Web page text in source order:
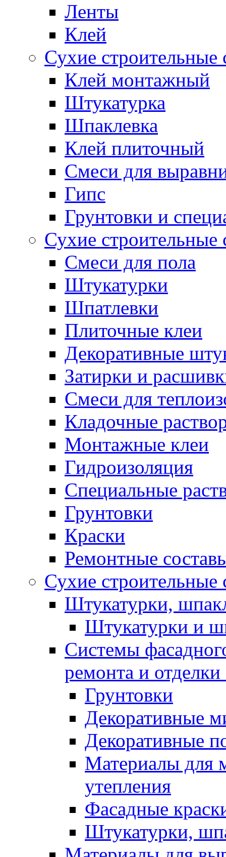
Ленты
Клей
Сухие
Клей монтажный
Штукатурка
Шпаклевка
Клей плиточный
Смеси для
Гипс
Грунтовки и
Сухие
Смеси для пола
Штукатурки
Шпатлевки
Плиточные клеи
Декоративные
Затирки и
Смеси для
Кладочные
Монтажные клеи
Гидроизоляция
Специальные
Грунтовки
Краски
Ремонтные
Сухие
Штукатурки,
Штукатурки и
Системы
ремонта и отделки
Грунтовки
Декоративные
Декоративные
Материалы для
утепления
Фасадные
Штукатурки,